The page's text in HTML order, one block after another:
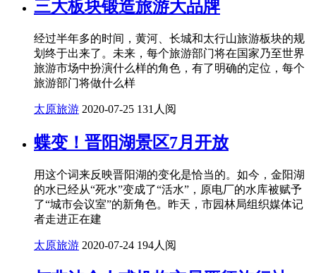
三大板块锻造旅游大品牌
经过半年多的时间，黄河、长城和太行山旅游板块的规
划终于出来了。未来，每个旅游部门将在国家乃至世界
旅游市场中扮演什么样的角色，有了明确的定位，每个
旅游部门将做什么样
太原旅游 2020-07-25 131人阅
蝶变！晋阳湖景区7月开放
用这个词来反映晋阳湖的变化是恰当的。如今，金阳湖
的水已经从“死水”变成了“活水”，原电厂的水库被赋予
了“城市会议室”的新角色。昨天，市园林局组织媒体记
者走进正在建
太原旅游 2020-07-24 194人阅